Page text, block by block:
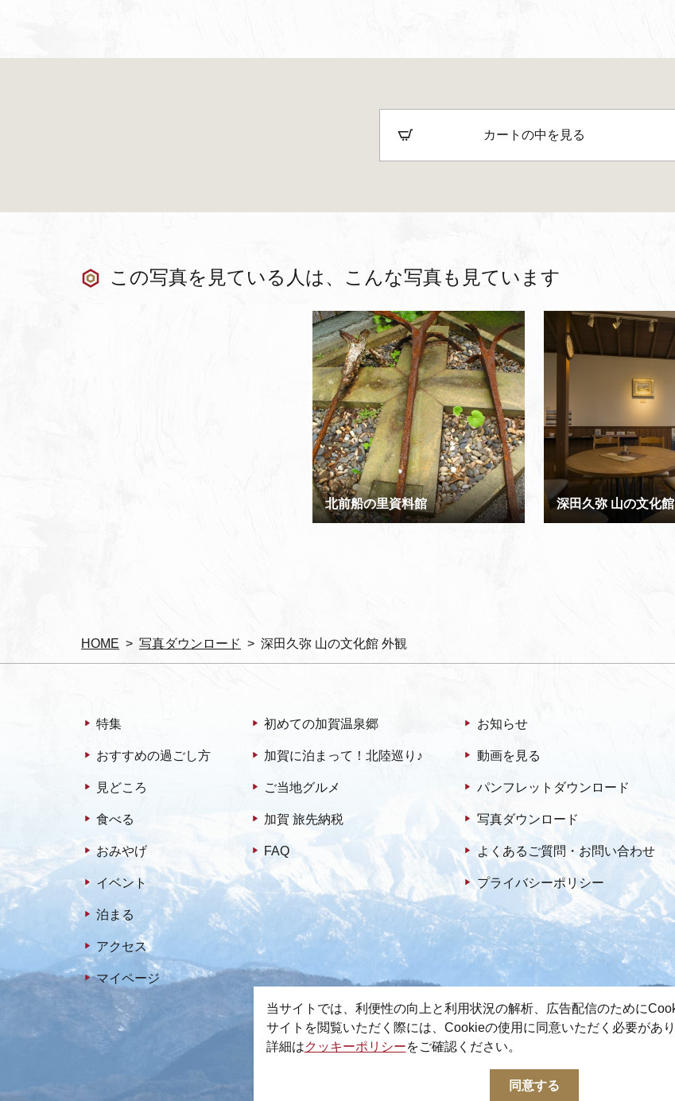
HOME 写真ダウンロード 深田久弥 山の文化館 外観
カートの中を見る
この写真を見ている人は、 こんな写真も見ています
北前船の里資料館 深田久弥 山の文化
特集
おすすめの過ごし方
見どころ
食べる
おみやげ
イベント
泊まる
アクセス
マイページ
初めての加賀温泉郷
加賀に泊まって！北陸巡り♪
ご当地グルメ
加賀 旅先納税
FAQ
お知らせ
動画を見る
パンフレットダウンロード
写真ダウンロード
よくあるご質問・お問い合わせ
プライバシーポリシー
© 2022-2026 加賀市観光情報センター All Rights
当サイトでは、利便性の向上と利用状況の解析、広告配信のために
サイトを閲覧いただく際には、Cookieの使用に同意いただく必要があり
詳細はクッキーポリシーをご確認ください。
同意する